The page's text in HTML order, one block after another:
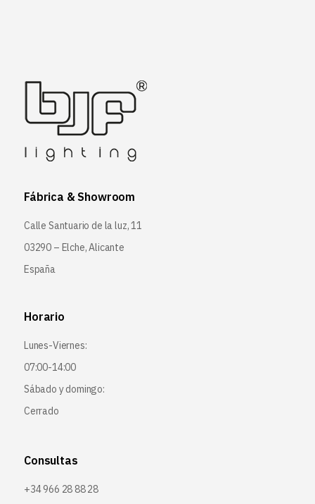
Fábrica & Showroom
Calle Santuario de la luz, 11
03290 – Elche, Alicante
España
Horario
Lunes-Viernes:
07:00-14:00
Sábado y domingo:
Cerrado
Consultas
+34 966 28 88 28